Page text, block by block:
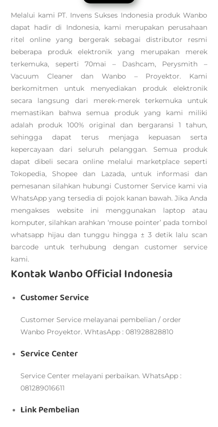
Melalui kami PT. Invens Sukses Indonesia produk Wanbo
dapat hadir di Indonesia, kami merupakan perusahaan
ritel online yang bergerak sebagai distributor resmi
beberapa produk elektronik yang merupakan merek
terkemuka, seperti 70mai – Dashcam, Perysmith –
Vacuum Cleaner dan Wanbo – Proyektor. Kami
berkomitmen untuk menyediakan produk elektronik
secara langsung dari merek-merek terkemuka untuk
memastikan bahwa semua produk yang kami miliki
adalah produk 100% original dan bergaransi 1 tahun,
sehingga dapat terus menjaga kepuasan serta
kepercayaan dari seluruh pelanggan. Semua produk
dapat dibeli secara online melalui marketplace seperti
Tokopedia, Shopee dan Lazada, untuk informasi dan
pemesanan silahkan hubungi Customer Service kami via
WhatsApp yang tersedia di pojok kanan bawah. Jika Anda
mengakses website ini menggunakan laptop atau
komputer, silahkan arahkan ‘mouse pointer’ pada tombol
whatsapp hijau dan tunggu hingga ± 3 detik lalu scan
barcode untuk terhubung dengan customer service
kami.
Kontak Wanbo Official Indonesia
Customer Service
Customer Service melayanai pembelian / order
Wanbo Proyektor. WhtasApp : 081928828810
Service Center
Service Center melayani perbaikan. WhatsApp :
081289016611
Link Pembelian